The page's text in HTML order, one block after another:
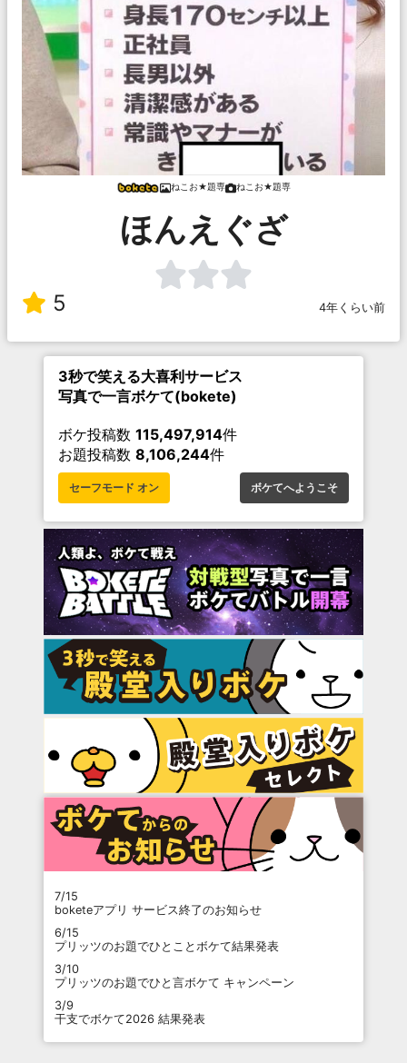
ねこお★題専 ねこお★題専
ほんえぐざ
5 4年くらい前
3秒で笑える大喜利サービス
写真で一言ボケて(bokete)
ボケ投稿数 115,497,914件
お題投稿数 8,106,244件
セーフモード オン ボケてへようこそ
7/15
boketeアプリ サービス終了のお知らせ
6/15
プリッツのお題でひとことボケて結果発表
3/10
プリッツのお題でひと言ボケて キャンペーン
3/9
干支でボケて2026 結果発表